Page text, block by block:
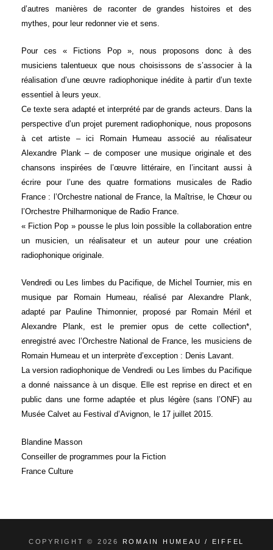
d’autres manières de raconter de grandes histoires et des
mythes, pour leur redonner vie et sens.
Pour ces « Fictions Pop », nous proposons donc à des
musiciens talentueux que nous choisissons de s’associer à la
réalisation d’une œuvre radiophonique inédite à partir d’un texte
essentiel à leurs yeux.
Ce texte sera adapté et interprété par de grands acteurs. Dans la
perspective d’un projet purement radiophonique, nous proposons
à cet artiste – ici Romain Humeau associé au réalisateur
Alexandre Plank – de composer une musique originale et des
chansons inspirées de l’œuvre littéraire, en l’incitant aussi à
écrire pour l’une des quatre formations musicales de Radio
France : l’Orchestre national de France, la Maîtrise, le Chœur ou
l’Orchestre Philharmonique de Radio France.
« Fiction Pop » pousse le plus loin possible la collaboration entre
un musicien, un réalisateur et un auteur pour une création
radiophonique originale.
Vendredi ou Les limbes du Pacifique, de Michel Tournier, mis en
musique par Romain Humeau, réalisé par Alexandre Plank,
adapté par Pauline Thimonnier, proposé par Romain Méril et
Alexandre Plank, est le premier opus de cette collection*,
enregistré avec l’Orchestre National de France, les musiciens de
Romain Humeau et un interprète d’exception : Denis Lavant.
La version radiophonique de Vendredi ou Les limbes du Pacifique
a donné naissance à un disque. Elle est reprise en direct et en
public dans une forme adaptée et plus légère (sans l’ONF) au
Musée Calvet au Festival d’Avignon, le 17 juillet 2015.
Blandine Masson
Conseiller de programmes pour la Fiction
France Culture
COPYRIGHT © 2026
ROMAIN HUMEAU / EIFFEL